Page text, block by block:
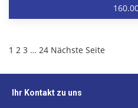
1 2 3 … 24 Nächste Seite
Ihr Kontakt zu uns